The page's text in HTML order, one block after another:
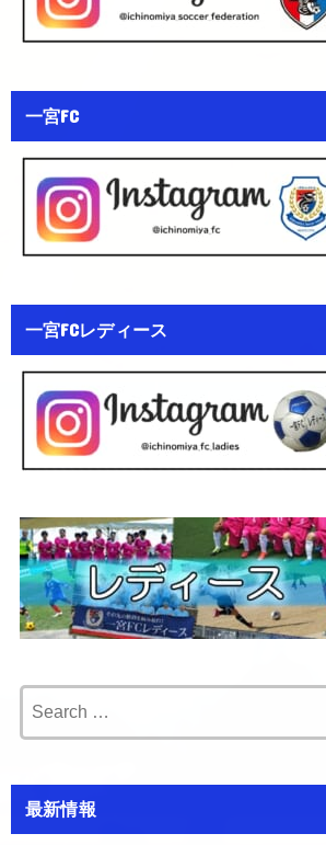
一宮FC
一宮FCレディース
for:
最新情報